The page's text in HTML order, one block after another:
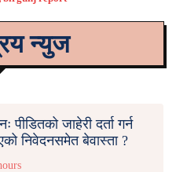
न्युज
पीडितको जाहेरी दर्ता गर्न
निवेदनसमेत बेवास्ता ?